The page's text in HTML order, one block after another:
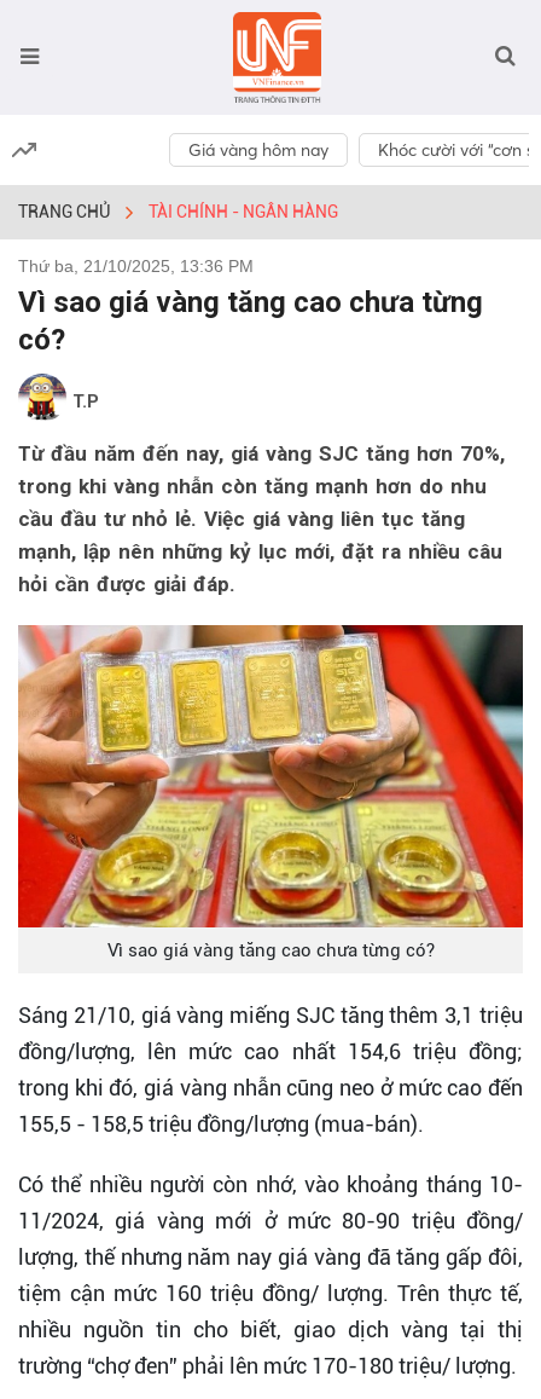
Giá vàng hôm nay Khóc cười với “cơn
TRANG CHỦ TÀI CHÍNH - NGÂN HÀNG
Thứ ba, 21/10/2025, 13:36 PM
Vì sao giá vàng tăng cao chưa từng
có?
T.P
Từ đầu năm đến nay, giá vàng SJC tăng hơn 70%,
trong khi vàng nhẫn còn tăng mạnh hơn do nhu
cầu đầu tư nhỏ lẻ. Việc giá vàng liên tục tăng
mạnh, lập nên những kỷ lục mới, đặt ra nhiều câu
hỏi cần được giải đáp.
Vì sao giá vàng tăng cao chưa từng có?
Sáng 21/10, giá vàng miếng SJC tăng thêm 3,1 triệu
đồng/lượng, lên mức cao nhất 154,6 triệu đồng;
trong khi đó, giá vàng nhẫn cũng neo ở mức cao đến
155,5 - 158,5 triệu đồng/lượng (mua-bán).
Có thể nhiều người còn nhớ, vào khoảng tháng 10-
11/2024, giá vàng mới ở mức 80-90 triệu đồng/
lượng, thế nhưng năm nay giá vàng đã tăng gấp đôi,
tiệm cận mức 160 triệu đồng/ lượng. Trên thực tế,
nhiều nguồn tin cho biết, giao dịch vàng tại thị
trường “chợ đen” phải lên mức 170-180 triệu/ lượng.